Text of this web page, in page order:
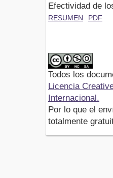
Efectividad de
RESUMEN PDF
Todos los
Licencia
Internacional.
Por lo que el
totalmente